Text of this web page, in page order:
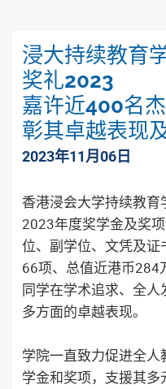
浸大持续教育
奖礼2023
嘉许近400名
彰其卓越表现
2023年11月06日
香港浸会大学持续教
2023年度奖学金及奖
位、副学位、文凭及
66项、总值近港币284
同学在学术追求、全
多方面的卓越表现。
学院一直致力促进全
学金和奖项，支援其